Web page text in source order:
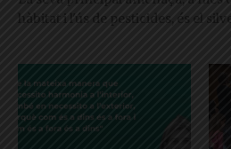
hàbitat i l'ús de pesticides, és el